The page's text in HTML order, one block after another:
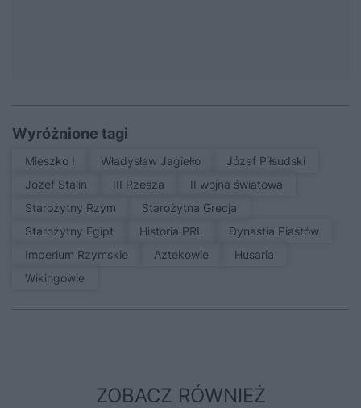
Wyróżnione tagi
Mieszko I Władysław Jagiełło
Józef Piłsudski
Józef Stalin
III Rzesza
II wojna światowa
Starożytny Rzym
Starożytna Grecja
Starożytny Egipt
Historia PRL
Dynastia Piastów
Imperium Rzymskie
Aztekowie
Husaria
Wikingowie
ZOBACZ RÓWNIEŻ